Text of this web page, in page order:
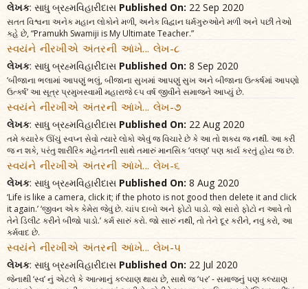
લેખક: સાધુ બ્રહ્મવિહારીદાસ Published On: 22 Sep 2020
સતત વિશ્વના અનેક મહાન લોકોને મળી, અનેક વિદ્વાન ધર્મગુરુઓને મળી અને પછી તેઓ
કહે છે, “Pramukh Swamiji is My Ultimate Teacher.”
સ્વયંને નીરખીએ અંતરની આંખે... લેખ-૮
લેખક: સાધુ બ્રહ્મવિહારીદાસ Published On: 8 Sep 2020
‘બીજાના ભલામાં આપણું ભલું, બીજાના સુખમાં આપણું સુખ અને બીજાના ઉત્કર્ષમાં આપણો
ઉત્કર્ષ’ આ સૂત્ર પ્રમુખસ્વામી મહારાજે ૯૫ વર્ષ જીવીને સમાજને આપ્યું છે.
સ્વયંને નીરખીએ અંતરની આંખે... લેખ-૭
લેખક: સાધુ બ્રહ્મવિહારીદાસ Published On: 22 Aug 2020
તમે ક્યારેક ઊંચું સ્વપ્ન સેવો ત્યારે લોકો એવું જ વિચારે છે કે આ તો શક્ય જ નથી. આ કરી
જ ન શકે, પરંતુ શારીરિક મહેનતની સાથે તમારું માનસિક ‘વલણ’ પણ કાર્ય કરતું હોય જ છે.
સ્વયંને નીરખીએ અંતરની આંખે... લેખ-૬
લેખક: સાધુ બ્રહ્મવિહારીદાસ Published On: 8 Aug 2020
‘Life is like a camera, click it; if the photo is not good then delete it and click
it again.’ ‘જીવન એક કેમેરા જેવું છે. ચાંપ દાબો અને ફોટો પાડો. જો સારો ફોટો ન આવે તો
તેને ડિલીટ કરીને બીજો પાડો.’ કર્મ સારું કરો. જો સારું નથી, તો તેને દૂર કરીને, નવું કરો, આ
કર્મવાદ છે.
સ્વયંને નીરખીએ અંતરની આંખે... લેખ-૫
લેખક: સાધુ બ્રહ્મવિહારીદાસ Published On: 22 Jul 2020
જેનાથી ‘સ્વ’ નું એટલે કે આત્માનું કલ્યાણ થાય છે, સાથે જ ‘પર’ - સમાજનું પણ કલ્યાણ